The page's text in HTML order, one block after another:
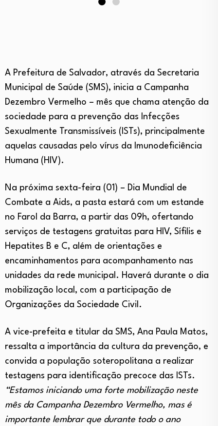
A Prefeitura de Salvador, através da Secretaria
Municipal de Saúde (SMS), inicia a Campanha
Dezembro Vermelho – mês que chama atenção da
sociedade para a prevenção das Infecções
Sexualmente Transmissíveis (ISTs), principalmente
aquelas causadas pelo vírus da Imunodeficiência
Humana (HIV).
Na próxima sexta-feira (01) – Dia Mundial de
Combate a Aids, a pasta estará com um estande
no Farol da Barra, a partir das 09h, ofertando
serviços de testagens gratuitas para HIV, Sífilis e
Hepatites B e C, além de orientações e
encaminhamentos para acompanhamento nas
unidades da rede municipal. Haverá durante o dia
mobilização local, com a participação de
Organizações da Sociedade Civil.
A vice-prefeita e titular da SMS, Ana Paula Matos,
ressalta a importância da cultura da prevenção, e
convida a população soteropolitana a realizar
testagens para identificação precoce das ISTs.
“Estamos iniciando uma forte mobilização neste
mês da Campanha Dezembro Vermelho, mas é
importante lembrar que durante todo o ano